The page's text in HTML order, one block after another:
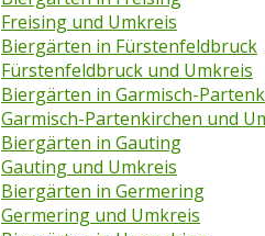
Freising und Umkreis
Biergärten in Fürstenfeldbruck
Fürstenfeldbruck und Umkreis
Biergärten in Garmisch-
Garmisch-Partenkirchen und
Biergärten in Gauting
Gauting und Umkreis
Biergärten in Germering
Germering und Umkreis